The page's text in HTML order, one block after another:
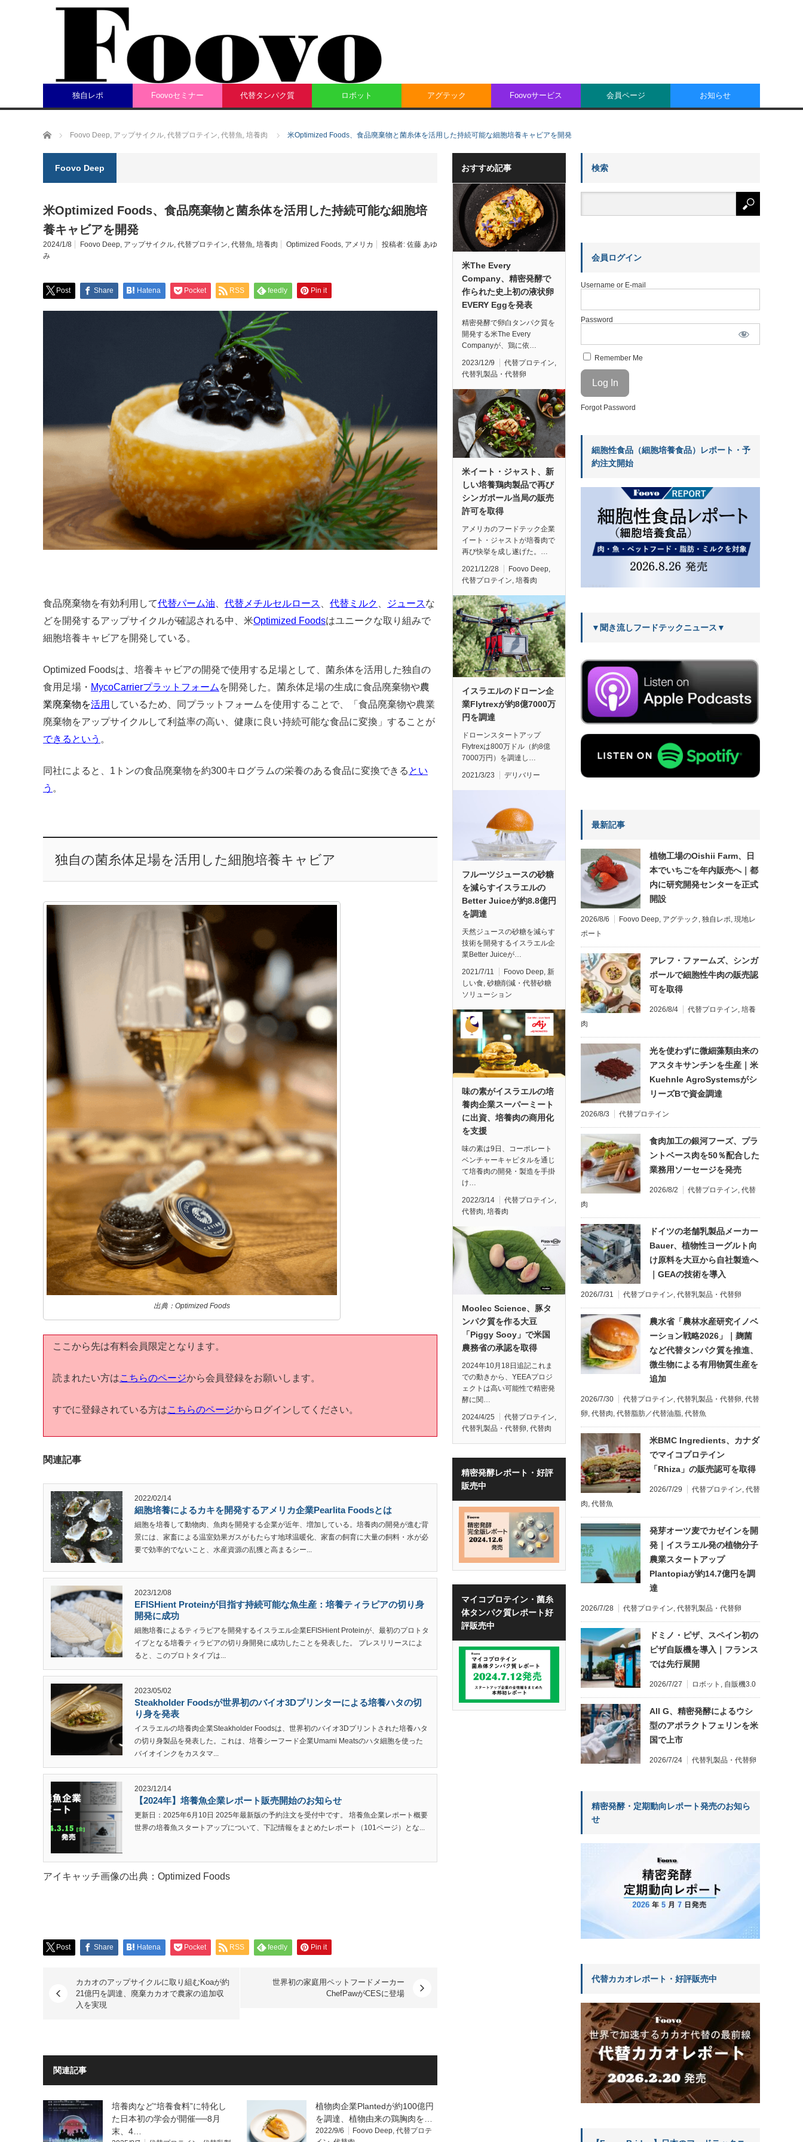
独自レポ Foovoセミナー 代替タンパク質 ロボット アグテック Foovoサービス 会員ページ お知らせ
ホーム Foovo Deep, アップサイクル, 代替プロテイン, 代替魚, 培養肉 米Optimized Foods、食品廃棄物と菌糸体を活用した持続可能な細胞培養キャビアを開発
Foovo Deep
米Optimized Foods、食品廃棄物と菌糸体を活用した持続可能な細胞培
養キャビアを開発
2024/1/8 Foovo Deep, アップサイクル, 代替プロテイン, 代替魚, 培養肉 Optimized Foods, アメリカ 投稿者: 佐藤 あゆ
み
Post Share Hatena Pocket RSS feedly Pin it
食品廃棄物を有効利用して代替パーム油 代替メチルセルロース 代替ミルク ジュースな
どを開発するアップサイクルが確認される中、米Optimized Foodsはユニークな取り組みで
細胞培養キャビアを開発している。
Optimized Foodsは、培養キャビアの開発で使用する足場として、菌糸体を活用した独自の
食用足場・ MycoCarrierプラットフォーム を開発した。菌糸体足場の生成に食品廃棄物や農
業廃棄物を活用 しているため、同プラットフォームを使用することで、「食品廃棄物や農業
廃棄物をアップサイクルして利益率の高い、健康に良い持続可能な食品に変換」することが
できるという 。
同社によると、1トンの食品廃棄物を約300キログラムの栄養のある食品に変換できる とい
う 。
独自の菌糸体足場を活用した細胞培養キャビア
出典：Optimized Foods
ここから先は有料会員限定となります。
読まれたい方はこちらのページから会員登録をお願いします。
すでに登録されている方はこちらのページからログインしてください。
関連記事
2022/02/14
細胞培養によるカキを開発するアメリカ企業Pearlita Foodsとは
細胞を培養して動物肉、魚肉を開発する企業が近年、増加している。培養肉の開発が進む背
景には、家畜による温室効果ガスがもたらす地球温暖化、家畜の飼育に大量の飼料・水が必
要で効率的でないこと、水産資源の乱獲と高まるシー...
2023/12/08
EFISHient Proteinが目指す持続可能な魚生産：培養ティラピアの切り身
開発に成功
細胞培養によるティラピアを開発するイスラエル企業EFISHient Proteinが、最初のプロトタ
イプとなる培養ティラピアの切り身開発に成功したことを発表した。 プレスリリースによ
ると、このプロトタイプは...
2023/05/02
Steakholder Foodsが世界初のバイオ3Dプリンターによる培養ハタの切
り身を発表
イスラエルの培養肉企業Steakholder Foodsは、世界初のバイオ3Dプリントされた培養ハタ
の切り身製品を発表した。これは、培養シーフード企業Umami Meatsのハタ細胞を使った
バイオインクをカスタマ...
2023/12/14
【2024年】培養魚企業レポート販売開始のお知らせ
更新日：2025年6月10日 2025年最新版の予約注文を受付中です。 培養魚企業レポート概要
世界の培養魚スタートアップについて、下記情報をまとめたレポート（101ページ）とな...
アイキャッチ画像の出典：Optimized Foods
Post Share Hatena Pocket RSS feedly Pin it
カカオのアップサイクルに取り組むKoaが約
21億円を調達、廃棄カカオで農家の追加収
入を実現
世界初の家庭用ペットフードメーカー
ChefPawがCESに登場
関連記事
培養肉など“培養食料”に特化し
た日本初の学会が開催──8月
末、4…
植物肉企業Plantedが約100億円
を調達、植物由来の鶏胸肉を…
2022/9/6 Foovo Deep 代替プロテ
おすすめ記事
米The Every
Company、精密発酵で
作られた史上初の液状卵
EVERY Eggを発表
精密発酵で卵白タンパク質を
開発する米The Every
Companyが、鶏に依…
2023/12/9 代替プロテイン,
代替乳製品・代替卵
米イート・ジャスト、新
しい培養鶏肉製品で再び
シンガポール当局の販売
許可を取得
アメリカのフードテック企業
イート・ジャストが培養肉で
再び快挙を成し遂げた。…
2021/12/28 Foovo Deep
代替プロテイン 培養肉
イスラエルのドローン企
業Flytrexが約8億7000万
円を調達
ドローンスタートアップ
Flytrexは800万ドル（約8億
7000万円）を調達し…
2021/3/23 デリバリー
フルーツジュースの砂糖
を減らすイスラエルの
Better Juiceが約8.8億円
を調達
天然ジュースの砂糖を減らす
技術を開発するイスラエル企
業Better Juiceが…
2021/7/11 Foovo Deep 新
しい食 砂糖削減・代替砂糖
ソリューション
味の素がイスラエルの培
養肉企業スーパーミート
に出資、培養肉の商用化
を支援
味の素は9日、コーポレート
ベンチャーキャピタルを通じ
て培養肉の開発・製造を手掛
け…
2022/3/14 代替プロテイン
代替肉 培養肉
Moolec Science、豚タ
ンパク質を作る大豆
「Piggy Sooy」で米国
農務省の承認を取得
2024年10月18日追記これま
での動きから、YEEAプロジ
ェクトは高い可能性で精密発
酵に関…
2024/4/25 代替プロテイン
代替乳製品・代替卵 代替肉
精密発酵レポート・好評
販売中
マイコプロテイン・菌糸
体タンパク質レポート好
評販売中
検索
会員ログイン
Username or E-mail
Password
Remember Me
Forgot Password
細胞性食品（細胞培養食品）レポート・予
約注文開始
▼聞き流しフードテックニュース▼
最新記事
植物工場のOishii Farm、日
本でいちごを年内販売へ｜都
内に研究開発センターを正式
開設
2026/8/6 Foovo Deep アグテック 独自レポ 現地レ
ポート
アレフ・ファームズ、シンガ
ポールで細胞性牛肉の販売認
可を取得
2026/8/4 代替プロテイン 培養
肉
光を使わずに微細藻類由来の
アスタキサンチンを生産｜米
Kuehnle AgroSystemsがシ
リーズBで資金調達
2026/8/3 代替プロテイン
食肉加工の銀河フーズ、プラ
ントベース肉を50％配合した
業務用ソーセージを発売
2026/8/2 代替プロテイン 代替
肉
ドイツの老舗乳製品メーカー
Bauer、植物性ヨーグルト向
け原料を大豆から自社製造へ
｜GEAの技術を導入
2026/7/31 代替プロテイン 代替乳製品・代替卵
農水省「農林水産研究イノベ
ーション戦略2026」｜麹菌
など代替タンパク質を推進、
微生物による有用物質生産を
追加
2026/7/30 代替プロテイン 代替乳製品・代替卵 代替
卵 代替肉 代替脂肪／代替油脂 代替魚
米BMC Ingredients、カナダ
でマイコプロテイン
「Rhiza」の販売認可を取得
2026/7/29 代替プロテイン 代替
肉 代替魚
発芽オーツ麦でカゼインを開
発｜イスラエル発の植物分子
農業スタートアップ
Plantopiaが約14.7億円を調
達
2026/7/28 代替プロテイン 代替乳製品・代替卵
ドミノ・ピザ、スペイン初の
ピザ自販機を導入｜フランス
では先行展開
2026/7/27 ロボット 自販機3.0
All G、精密発酵によるウシ
型のアポラクトフェリンを米
国で上市
2026/7/24 代替乳製品・代替卵
精密発酵・定期動向レポート発売のお知ら
せ
代替カカオレポート・好評販売中